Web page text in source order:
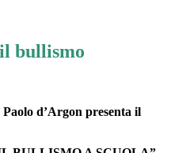
bullismo
d’Argon presenta il